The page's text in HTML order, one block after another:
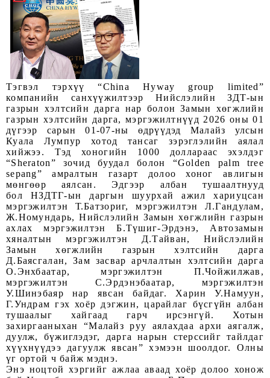
Тэгвэл тэрхүү “China Hyway group limited”
компанийн санхүүжилтээр Нийслэлийн ЗДТ-ын
газрын хэлтсийн дарга нар болон Замын хөгжлийн
газрын хэлтсийн дарга, мэргэжилтнүүд 2026 оны 01
дүгээр сарын 01-07-ны өдрүүдэд Малайз улсын
Куала Лумпур хотод тансаг зэрэглэлийн аялал
хийжээ. Тэд хоногийн 1000 доллараас эхэлдэг
“Sheraton” зочид буудал болон “Golden palm tree
sepang” амралтын газарт долоо хоног авлигын
мөнгөөр аялсан. Эдгээр албан тушаалтнууд
бол НЗДТГ-ын даргын шуурхай ажил хариуцсан
мэргэжилтэн Т.Батзориг, мэргэжилтэн Л.Гандулам,
Ж.Номундарь, Нийслэлийн Замын хөгжлийн газрын
ахлах мэргэжилтэн Б.Түшиг-Эрдэнэ, Автозамын
хяналтын мэргэжилтэн Д.Тайван, Нийслэлийн
Замын хөгжлийн газрын хэлтсийн дарга
Д.Баясгалан, Зам засвар арчлалтын хэлтсийн дарга
О.Энхбаатар, мэргэжилтэн П.Чойжилжав,
мэргэжилтэн С.Эрдэнэбаатар, мэргэжилтэн
У.Шинэбаяр нар явсан байдаг. Харин У.Намуун,
Г.Ундрам гэх хоёр дэгжин, царайлаг бүсгүйн албан
тушаалыг хайгаад гарч ирсэнгүй. Хотын
захиргааныхан “Малайз руу аялахдаа архи аягалж,
дуулж, бүжиглэдэг, дарга нарын стерссийг тайлдаг
хүүхнүүдээ дагуулж явсан” хэмээн шоолдог. Олны
үг ортой ч байж мэднэ.
Энэ ноцтой хэргийг ажлаа аваад хоёр долоо хонож